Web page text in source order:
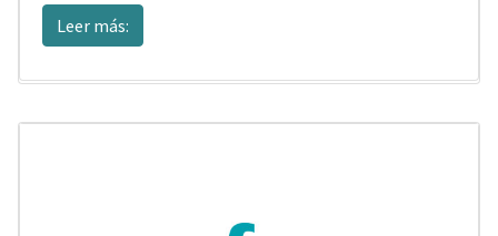
Leer más: